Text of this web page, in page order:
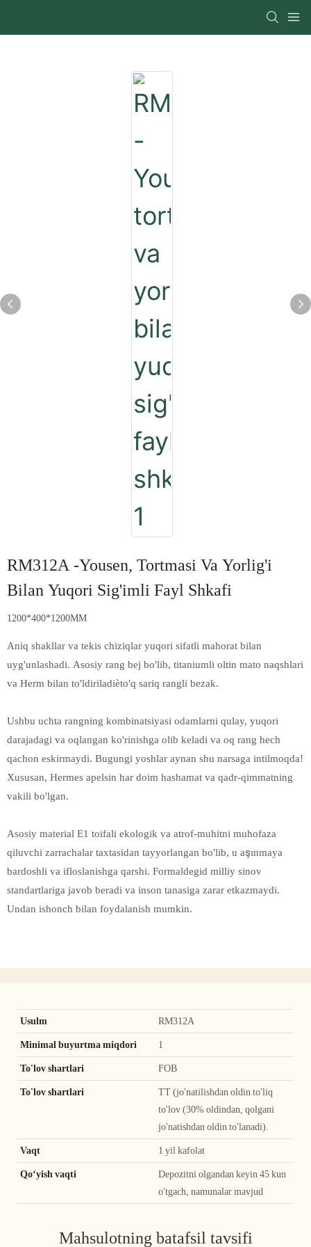
RM312A -Yousen, Tortmasi Va Yorlig'i
Bilan Yuqori Sig'imli Fayl Shkafi
1200*400*1200MM
Aniq shakllar va tekis chiziqlar yuqori sifatli mahorat bilan
uyg'unlashadi. Asosiy rang bej bo'lib, titaniumli oltin mato naqshlari
va Herm bilan to'ldiriladièto'q sariq rangli bezak.
Ushbu uchta rangning kombinatsiyasi odamlarni qulay, yuqori
darajadagi va oqlangan ko'rinishga olib keladi va oq rang hech
qachon eskirmaydi. Bugungi yoshlar aynan shu narsaga intilmoqda!
Xususan, Hermes apelsin har doim hashamat va qadr-qimmatning
vakili bo'lgan.
Asosiy material E1 toifali ekologik va atrof-muhitni muhofaza
qiluvchi zarrachalar taxtasidan tayyorlangan bo'lib, u aşınmaya
bardoshli va ifloslanishga qarshi. Formaldegid milliy sinov
standartlariga javob beradi va inson tanasiga zarar etkazmaydi.
Undan ishonch bilan foydalanish mumkin.
Usulm RM312A
Minimal buyurtma miqdori 1
To'lov shartlari FOB
To'lov shartlari
TT (jo'natilishdan oldin to'liq
to'lov (30% oldindan, qolgani
jo'natishdan oldin to'lanadi).
Vaqt 1 yil kafolat
Qoʻyish vaqti
Depozitni olgandan keyin 45 kun
o'tgach, namunalar mavjud
Mahsulotning batafsil tavsifi